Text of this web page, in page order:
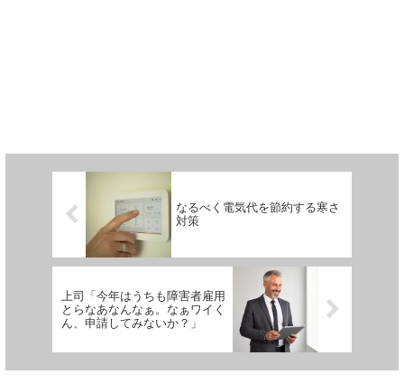
なるべく電気代を節約する寒さ
対策
上司「今年はうちも障害者雇用
とらなあなんなぁ。なぁワイく
ん、申請してみないか？」